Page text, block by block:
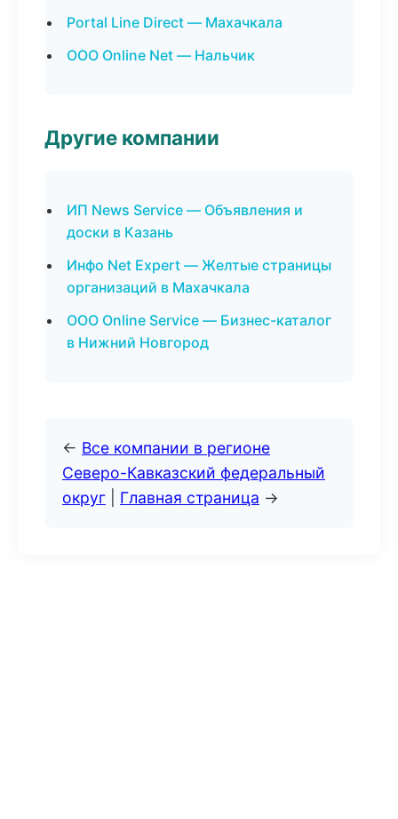
Portal Line Direct — Махачкала
ООО Online Net — Нальчик
Другие компании
ИП News Service — Объявления и
доски в Казань
Инфо Net Expert — Желтые страницы
организаций в Махачкала
ООО Online Service — Бизнес-каталог
в Нижний Новгород
← Все компании в регионе
Северо-Кавказский федеральный
округ
Главная страница →